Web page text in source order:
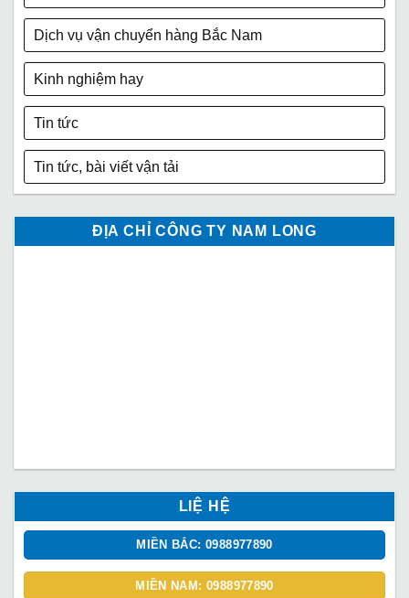
Dịch vụ vận chuyển hàng Bắc Nam
Kinh nghiệm hay
Tin tức
Tin tức, bài viết vận tải
ĐỊA CHỈ CÔNG TY NAM LONG
LIỆ HỆ
MIỀN BẮC: 0988977890
MIỀN NAM: 0988977890